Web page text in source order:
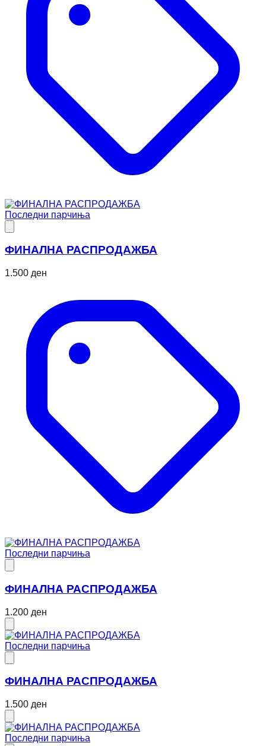
Последни парчиња
ФИНАЛНА РАСПРОДАЖБА
1.500 ден
Последни парчиња
ФИНАЛНА РАСПРОДАЖБА
1.200 ден
Последни парчиња
ФИНАЛНА РАСПРОДАЖБА
1.500 ден
Последни парчиња